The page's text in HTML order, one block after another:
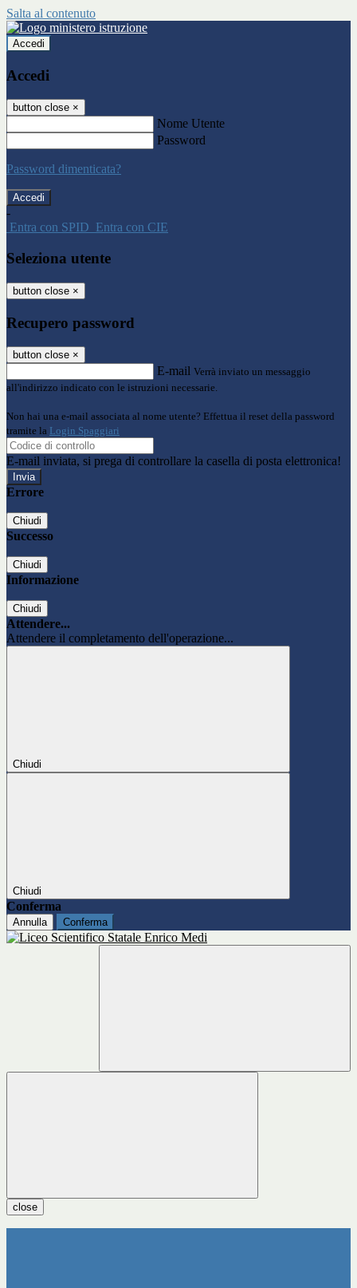
Salta al contenuto
Accedi
Accedi
button close ×
Nome Utente
Password
Password dimenticata?
-
Entra con SPID Entra con CIE
Seleziona utente
button close ×
Recupero password
button close ×
E-mail Verrà inviato un messaggio
all'indirizzo indicato con le istruzioni necessarie.
Non hai una e-mail associata al nome utente? Effettua il reset della password
tramite la Login Spaggiari
E-mail inviata, si prega di controllare la casella di posta elettronica!
Errore
Chiudi
Successo
Chiudi
Informazione
Chiudi
Attendere...
Attendere il completamento dell'operazione...
Chiudi
Chiudi
Conferma
Annulla Conferma
close